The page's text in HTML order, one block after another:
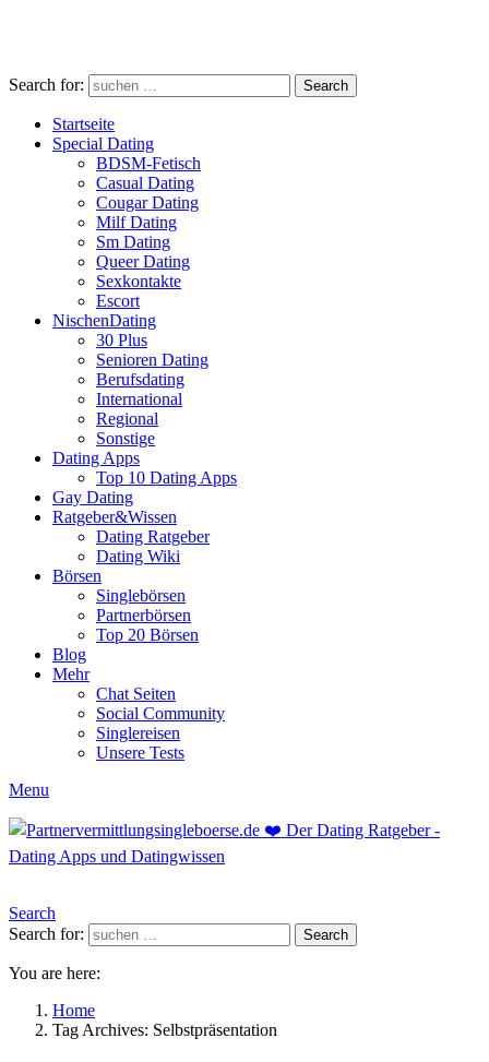
Search for: Search
Startseite
Special Dating
BDSM-Fetisch
Casual Dating
Cougar Dating
Milf Dating
Sm Dating
Queer Dating
Sexkontakte
Escort
NischenDating
30 Plus
Senioren Dating
Berufsdating
International
Regional
Sonstige
Dating Apps
Top 10 Dating Apps
Gay Dating
Ratgeber&Wissen
Dating Ratgeber
Dating Wiki
Börsen
Singlebörsen
Partnerbörsen
Top 20 Börsen
Blog
Mehr
Chat Seiten
Social Community
Singlereisen
Unsere Tests
Menu
Search
Search for:
Search
You are here:
Home
Tag Archives: Selbstpräsentation